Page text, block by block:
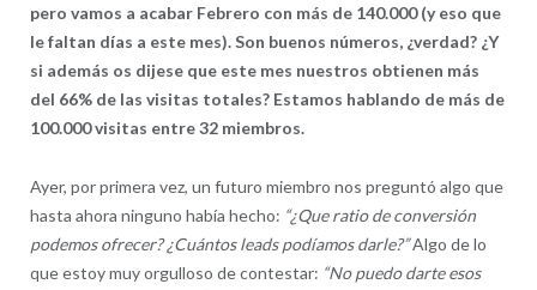
pero vamos a acabar Febrero con más de 140.000 (y eso que
le faltan días a este mes). Son buenos números, ¿verdad? ¿Y
si además os dijese que este mes nuestros obtienen más
del 66% de las visitas totales? Estamos hablando de más de
100.000 visitas entre 32 miembros.
Ayer, por primera vez, un futuro miembro nos preguntó algo que
hasta ahora ninguno había hecho: “¿Que ratio de conversión
podemos ofrecer? ¿Cuántos leads podíamos darle?”Algo de lo
que estoy muy orgulloso de contestar: “No puedo darte esos